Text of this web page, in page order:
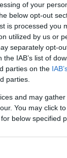
of your
below opt-out
is processed you
utilized by us or
separately opt-
IAB’s list of
parties on the
parties.
and may
You may click
below specified